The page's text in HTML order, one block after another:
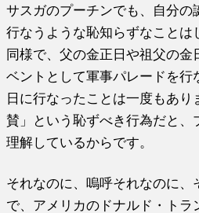
サスガのプーチンでも、自分の
行なうような恥知らずなことは
同様で、父の金正日や祖父の金
ベントとして軍事パレードを行
日に行なったことは一度もあり
賛」という恥ずべき行為だと、
理解しているからです。
それなのに、嗚呼それなのに
で、アメリカのドナルド・トラ